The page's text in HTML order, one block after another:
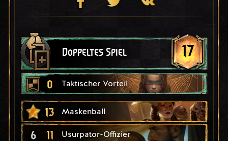
Doppeltes Spiel 17
0 Taktischer Vorteil
13 Maskenball
6 11 Usurpator-Offizier